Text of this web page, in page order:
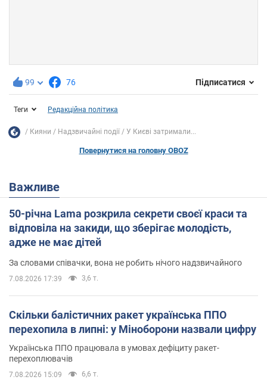
99 76 Підписатися
Теги Редакційна політика
Кияни Надзвичайні події У Києві затримали...
Повернутися на головну OBOZ
Важливе
50-річна Lama розкрила секрети своєї краси та
відповіла на закиди, що зберігає молодість,
адже не має дітей
За словами співачки, вона не робить нічого надзвичайного
7.08.2026 17:39 3,6 т.
Скільки балістичних ракет українська ППО
перехопила в липні: у Міноборони назвали цифру
Українська ППО працювала в умовах дефіциту ракет-
перехоплювачів
7.08.2026 15:09 6,6 т.